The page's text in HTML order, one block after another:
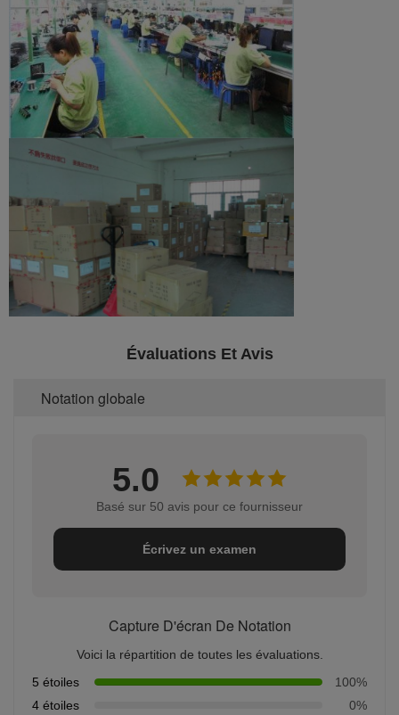
Évaluations Et Avis
Notation globale
5.0
Basé sur 50 avis pour ce fournisseur
Écrivez un examen
Capture D'écran De Notation
Voici la répartition de toutes les évaluations.
5 étoiles
100%
4 étoiles
0%